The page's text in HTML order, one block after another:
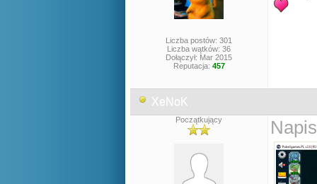
Liczba postów: 301
Liczba wątków: 36
Dołączył: Mar 2015
Reputacja: 457
XeNoK
Początkujący